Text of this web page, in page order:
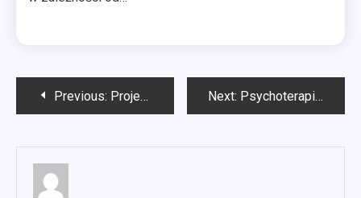
Nawigacja
Previous: Projektowanie wnętrz Bydgoszcz Next: Psychoterapia par Gdynia